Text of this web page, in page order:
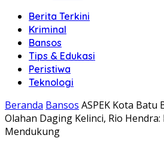
Berita Terkini
Kriminal
Bansos
Tips & Edukasi
Peristiwa
Teknologi
Beranda Bansos ASPEK Kota Batu
Olahan Daging Kelinci, Rio
Mendukung